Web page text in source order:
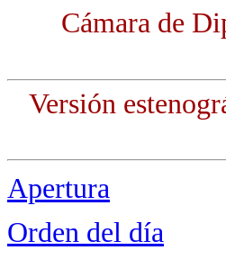
Cámara de
Versión
Apertura
Orden del día